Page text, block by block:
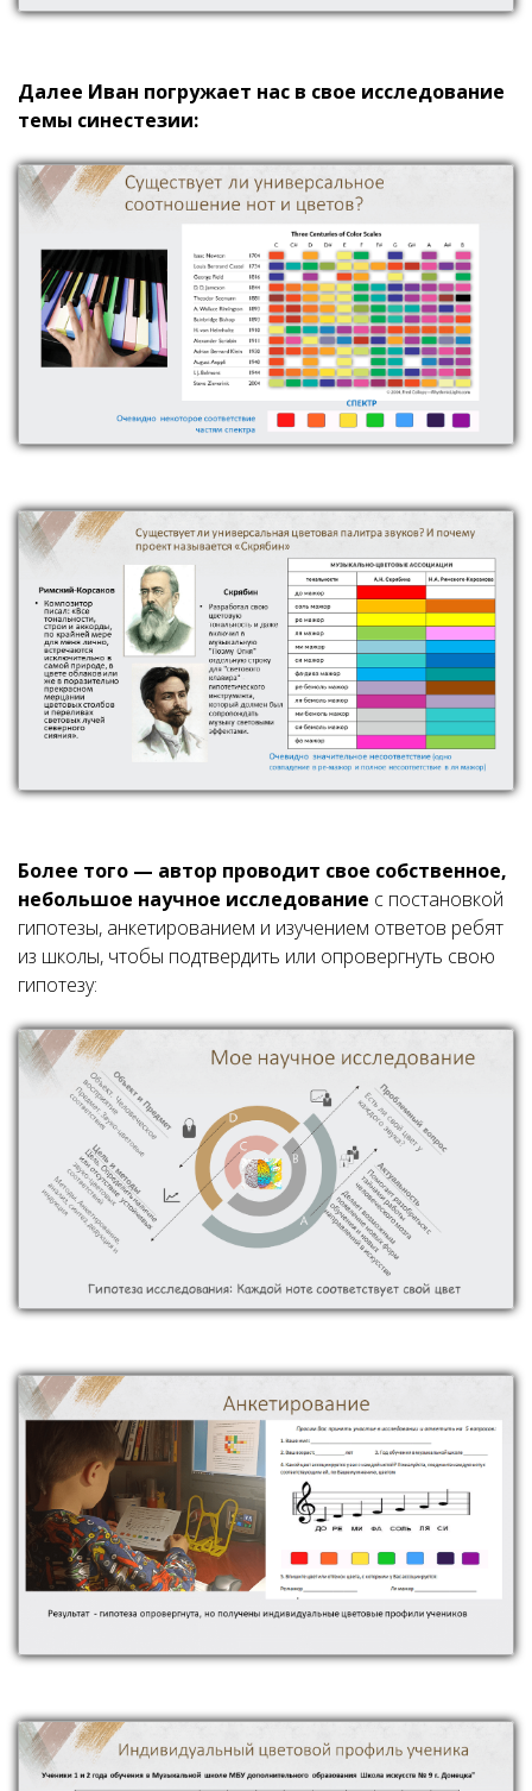
Далее Иван погружает нас в свое исследование
темы синестезии:
Более того — автор проводит свое собственное,
небольшое научное исследование с постановкой
гипотезы, анкетированием и изучением ответов ребят
из школы, чтобы подтвердить или опровергнуть свою
гипотезу: